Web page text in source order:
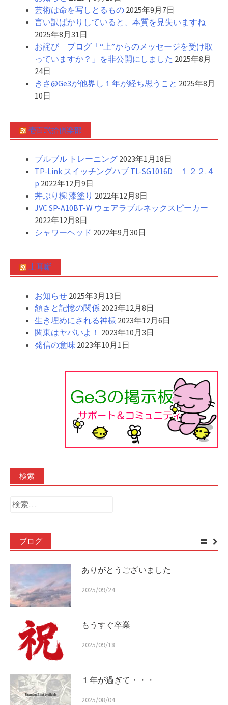
芸術は命を写しとるもの 2025年9月7日
言い訳ばかりしていると、本質を見失いますね
2025年8月31日
お詫び ブログ「“上”からのメッセージを受け取
っていますか？」を非公開にしました 2025年8月
24日
きさ@Ge3が他界し１年が経ち思うこと 2025年8月
10日
壱百弐拾倶楽部
ブルブル トレーニング 2023年1月18日
TP-Link スイッチングハブ TL-SG1016D １２２.４
p 2022年12月9日
丼ぶり椀 漆塗り 2022年12月8日
JVC SP-A10BT-W ウェアラブルネックスピーカー
2022年12月8日
シャワーヘッド 2022年9月30日
上耳噺
お知らせ 2025年3月13日
頷きと記憶の関係 2023年12月8日
生き埋めにされる神様 2023年12月6日
関東はヤバいよ！ 2023年10月3日
発信の意味 2023年10月1日
検索
検
ブログ
ありがとうございました
2025/09/24
もうすぐ卒業
2025/09/18
１年が過ぎて・・・
2025/08/04